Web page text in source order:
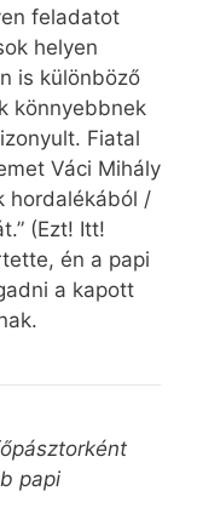
feladatot
helyen
is különböző
könnyebbnek
Fiatal
Váci Mihály
hordalékából /
(Ezt! Itt!
én a papi
a kapott
papi